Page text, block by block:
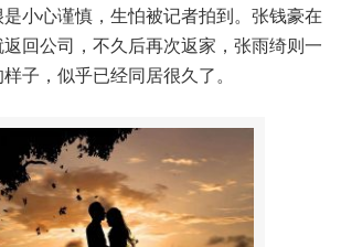
小心谨慎，生怕被记者拍到。张钱豪在
回公司，不久后再次返家，张雨绮则一
子，似乎已经同居很久了。